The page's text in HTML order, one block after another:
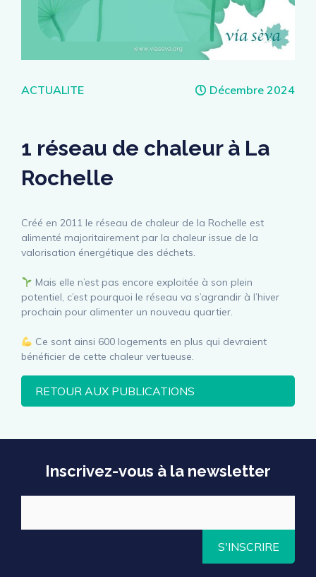
Catégories
ACTUALITE Décembre 2024
1 réseau de chaleur à La
Rochelle
Créé en 2011 le réseau de chaleur de la Rochelle est
alimenté majoritairement par la chaleur issue de la
valorisation énergétique des déchets.
Mais elle n’est pas encore exploitée à son plein
potentiel, c’est pourquoi le réseau va s’agrandir à l’hiver
prochain pour alimenter un nouveau quartier.
Ce sont ainsi 600 logements en plus qui devraient
bénéficier de cette chaleur vertueuse.
RETOUR AUX PUBLICATIONS
Inscrivez-vous à la newsletter
S'INSCRIRE